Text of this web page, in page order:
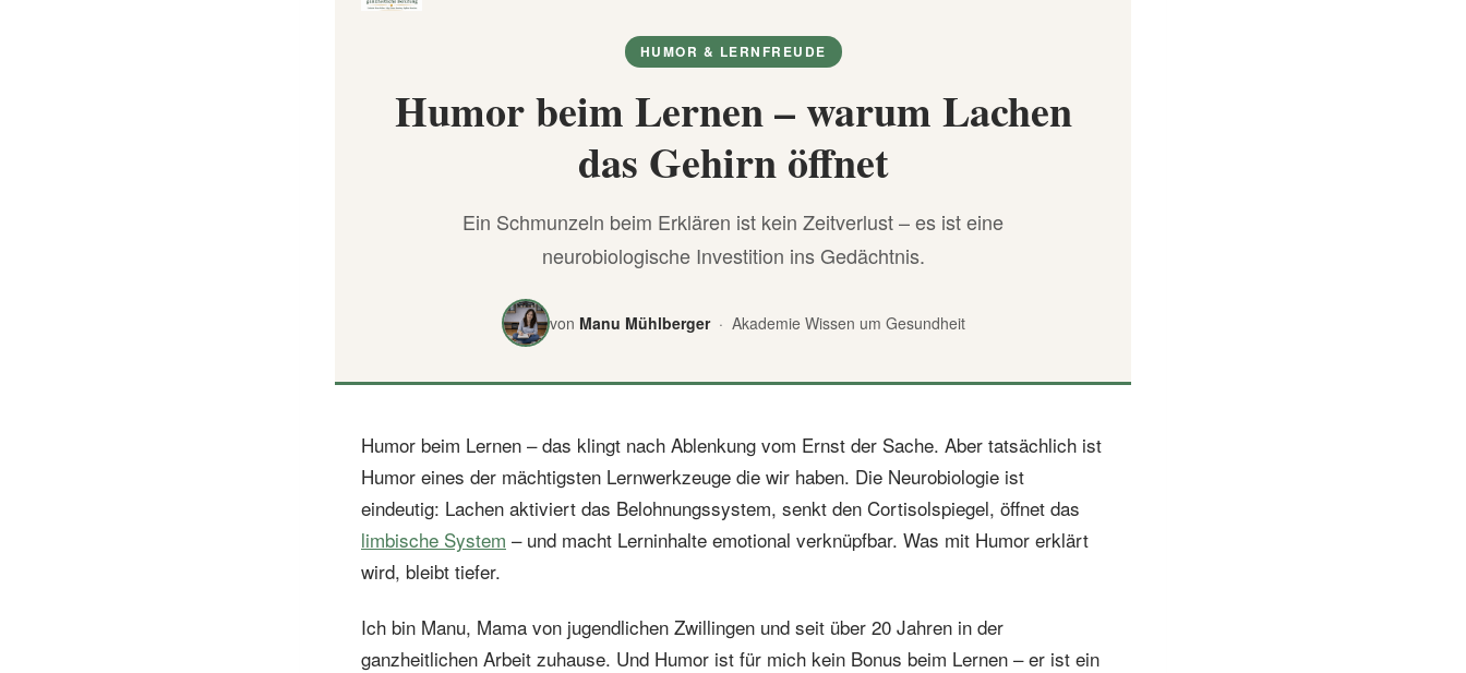
HUMOR & LERNFREUDE
Humor beim Lernen – warum Lachen
das Gehirn öffnet
Ein Schmunzeln beim Erklären ist kein Zeitverlust – es ist eine
neurobiologische Investition ins Gedächtnis.
von Manu Mühlberger· Akademie Wissen um Gesundheit
Humor beim Lernen – das klingt nach Ablenkung vom Ernst der Sache. Aber tatsächlich ist
Humor eines der mächtigsten Lernwerkzeuge die wir haben. Die Neurobiologie ist
eindeutig: Lachen aktiviert das Belohnungssystem, senkt den Cortisolspiegel, öffnet das
limbische System – und macht Lerninhalte emotional verknüpfbar. Was mit Humor erklärt
wird, bleibt tiefer.
Ich bin Manu, Mama von jugendlichen Zwillingen und seit über 20 Jahren in der
ganzheitlichen Arbeit zuhause. Und Humor ist für mich kein Bonus beim Lernen – er ist ein